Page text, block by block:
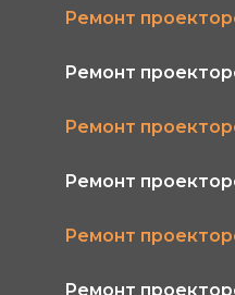
Ремонт
Ремонт
Ремонт
Ремонт
Ремонт
Ремонт